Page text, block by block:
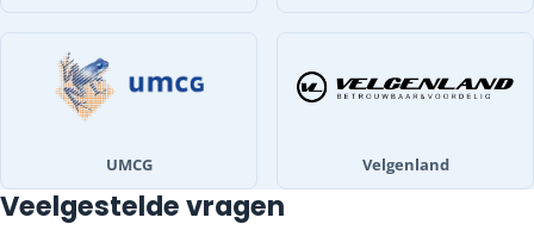
UMCG Velgenland
Veelgestelde vragen